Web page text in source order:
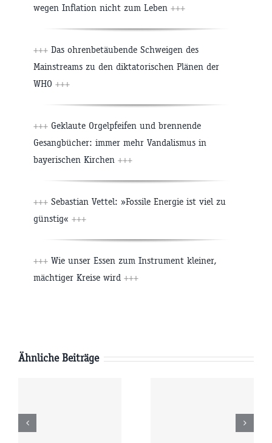
wegen Inflation nicht zum Leben +++
+++ Das ohrenbetäubende Schweigen des
Mainstreams zu den diktatorischen Plänen der
WHO +++
+++ Geklaute Orgelpfeifen und brennende
Gesangbücher: immer mehr Vandalismus in
bayerischen Kirchen +++
+++ Sebastian Vettel: »Fossile Energie ist viel zu
günstig« +++
+++ Wie unser Essen zum Instrument kleiner,
mächtiger Kreise wird +++
Ähnliche Beiträge
Freitag
07.08.2026